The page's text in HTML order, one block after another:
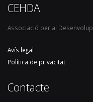
CEHDA
Associació per al
Avís legal
Política de privacitat
Contacte